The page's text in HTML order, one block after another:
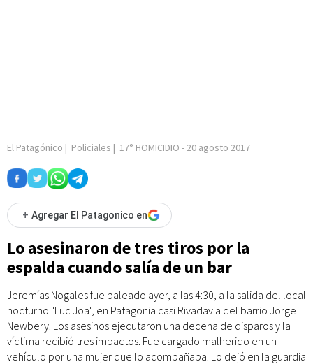
El Patagónico | Policiales | 17° HOMICIDIO - 20 agosto 2017
+ Agregar El Patagonico en
Lo asesinaron de tres tiros por la
espalda cuando salía de un bar
Jeremías Nogales fue baleado ayer, a las 4:30, a la salida del local
nocturno "Luc Joa", en Patagonia casi Rivadavia del barrio Jorge
Newbery. Los asesinos ejecutaron una decena de disparos y la
víctima recibió tres impactos. Fue cargado malherido en un
vehículo por una mujer que lo acompañaba. Lo dejó en la guardia